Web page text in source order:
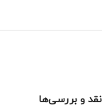
نقد و بررسی‌ها